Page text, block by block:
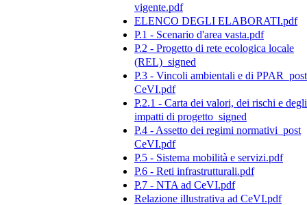
vigente.pdf
ELENCO DEGLI ELABORATI.pdf
P.1 - Scenario d'area vasta.pdf
P.2 - Progetto di rete ecologica locale
(REL)_signed
P.3 - Vincoli ambientali e di PPAR_post
CeVI.pdf
P.2.1 - Carta dei valori, dei rischi e degli
impatti di progetto_signed
P.4 - Assetto dei regimi normativi_post
CeVI.pdf
P.5 - Sistema mobilità e servizi.pdf
P.6 - Reti infrastrutturali.pdf
P.7 - NTA ad CeVI.pdf
Relazione illustrativa ad CeVI.pdf